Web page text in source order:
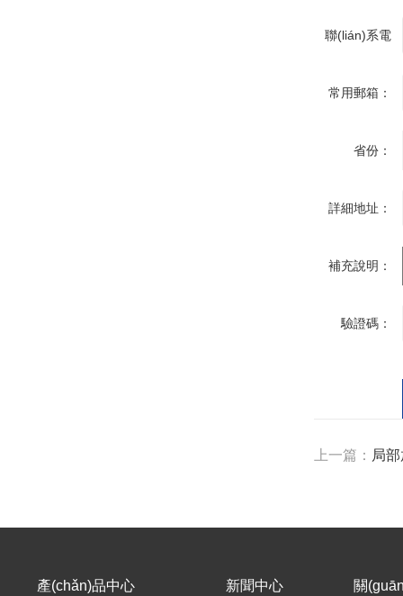
聯(lián)系電
常用郵箱：
省份：
詳細地址：
補充說明：
驗證碼：
上一篇： 局
產(chǎn)品中心 新聞中心 關